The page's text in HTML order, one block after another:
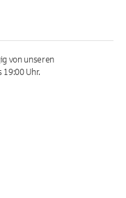
von unseren
Uhr.